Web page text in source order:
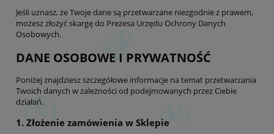
Jeśli uznasz, że Twoje dane są przetwarzane niezgodnie z prawem,
możesz złożyć skargę do Prezesa Urzędu Ochrony Danych
Osobowych.
DANE OSOBOWE I PRYWATNOŚĆ
Poniżej znajdziesz szczegółowe informacje na temat przetwarzania
Twoich danych w zależności od podejmowanych przez Ciebie
działań.
1. Złożenie zamówienia w Sklepie